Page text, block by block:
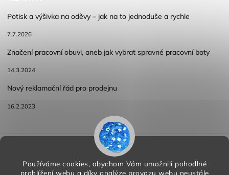
Používáme cookies, abychom Vám umožnili pohodlné
prohlížení webu a díky analýze provozu webu neustále
Potisk a výšivka na oděvy – jak na to jednoduše a rychle
7.7.2026
Značení pracovní obuvi, aneb jak vybrat spravné pracovní boty
14.3.2024
Nový reklamační řád pro prodejnu
16.2.2023
Reklamace a vracení zboží
Podmínky ochrany osobních údajů